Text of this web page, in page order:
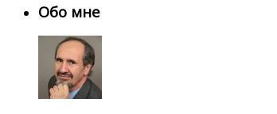
Обо мне